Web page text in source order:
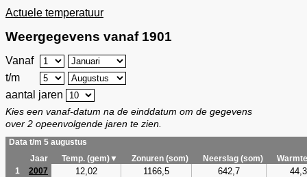
Actuele temperatuur
Weergegevens vanaf 1901
Vanaf
t/m
aantal jaren
Kies een vanaf-datum na de einddatum om de gegevens
over 2 opeenvolgende jaren te zien.
Data t/m 5 augustus
Jaar
Temp. (gem)▼ Zonuren (som) Neerslag (som)
1
2007 12,02 1166,5 642,7 44,3